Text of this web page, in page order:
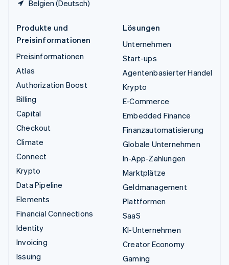
Belgien (Deutsch)
Produkte und
Preisinformationen
Preisinformationen
Atlas
Authorization Boost
Billing
Capital
Checkout
Climate
Connect
Krypto
Data Pipeline
Elements
Financial Connections
Identity
Invoicing
Issuing
Lösungen
Unternehmen
Start-ups
Agentenbasierter Handel
Krypto
E-Commerce
Embedded Finance
Finanzautomatisierung
Globale Unternehmen
In-App-Zahlungen
Marktplätze
Geldmanagement
Plattformen
SaaS
KI-Unternehmen
Creator Economy
Gaming